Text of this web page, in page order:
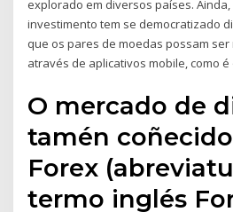
explorado em diversos países.
investimento tem se democratizado
que os pares de moedas possam
através de aplicativos mobile, como é
O mercado de
tamén
Forex
termo inglés